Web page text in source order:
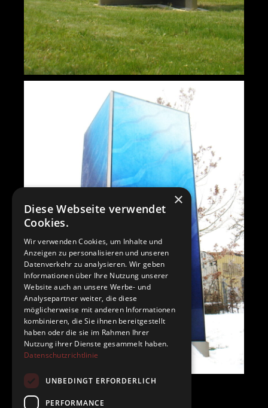
×
Diese Webseite verwendet
Cookies.
Wir verwenden Cookies, um Inhalte und
Anzeigen zu personalisieren und unseren
Datenverkehr zu analysieren. Wir geben
Informationen über Ihre Nutzung unserer
Website auch an unsere Werbe- und
Analysepartner weiter, die diese
möglicherweise mit anderen Informationen
kombinieren, die Sie ihnen bereitgestellt
haben oder die sie im Rahmen Ihrer
Nutzung ihrer Dienste gesammelt haben.
Datenschutzrichtlinie
UNBEDINGT ERFORDERLICH
PERFORMANCE